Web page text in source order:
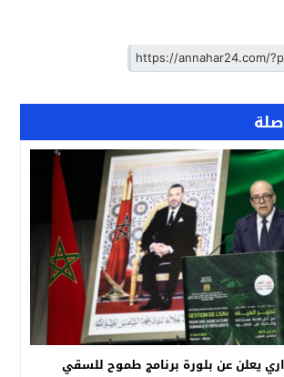
يعلن عن بلورة برنامج طموح للسقي